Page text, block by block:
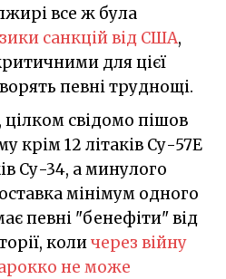
все ж була
санкцій від США,
для цієї
певні труднощі.
свідомо пішов
крім 12 літаків Су-57Е
Су-34, а минулого
мінімум одного
певні "бенефіти" від
количерез війну
не може